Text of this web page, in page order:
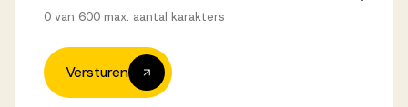
0 van 600 max. aantal karakters
Versturen